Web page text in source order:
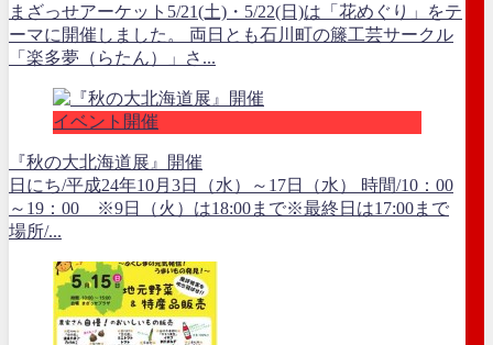
まざっせアーケット5/21(土)・5/22(日)は「花めぐり」をテ
ーマに開催しました。 両日とも石川町の籐工芸サークル
「楽多夢（らたん）」さ...
イベント開催
『秋の大北海道展』開催
日にち/平成24年10月3日（水）～17日（水） 時間/10：00
～19：00 ※9日（火）は18:00まで※最終日は17:00まで
場所/...